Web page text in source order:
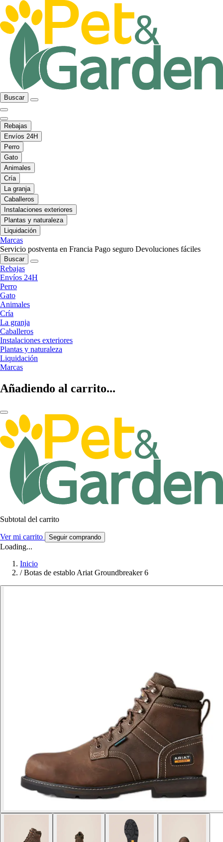
Buscar
Rebajas
Envíos 24H
Perro
Gato
Animales
Cría
La granja
Caballeros
Instalaciones exteriores
Plantas y naturaleza
Liquidación
Marcas
Servicio postventa en Francia Pago seguro Devoluciones fáciles
Buscar
Rebajas
Envíos 24H
Perro
Gato
Animales
Cría
La granja
Caballeros
Instalaciones exteriores
Plantas y naturaleza
Liquidación
Marcas
Añadiendo al carrito...
Subtotal del carrito
Ver mi carrito Seguir comprando
Loading...
Inicio
/ Botas de establo Ariat Groundbreaker 6